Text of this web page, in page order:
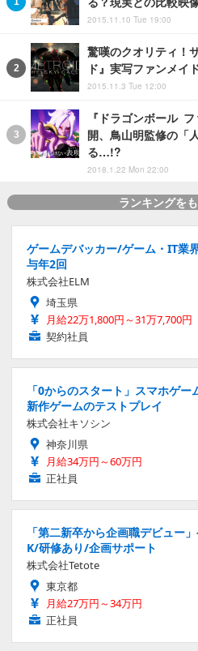
2015.11.10 Tue 19:00
驚嘆のクオリティ！
ド』実写ファンメイ
2015.11.3 Tue 12:00
『ドラゴンボール
開、鳥山明監修の「
る…!?
2018.1.22 Mon 22:00
ランキングを
ゲームデバッカー/ゲーム・IT業
与年2回
株式会社ELM
埼玉県
月給22万1,800円～31万7,700円
契約社員
「0からのスタート」スマホゲ
新作ゲームのテストプレイ
株式会社キソシン
神奈川県
月給34万円～60万円
正社員
「第二新卒から企画職デビュー
K/研修あり/企画サポート
株式会社Tetote
東京都
月給27万円～34万円
正社員